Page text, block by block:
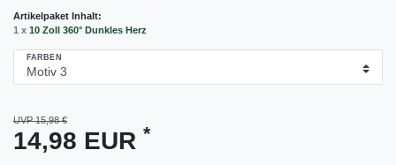
Artikelpaket Inhalt:
1 x 10 Zoll 360° Dunkles Herz
FARBEN
UVP 15,98 €
14,98 EUR *